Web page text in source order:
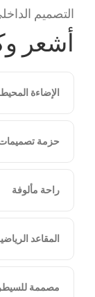
التصميم
أشعر
الإضاءة
حزمة تصميمات
راحة مألوفة
المقاعد
مصممة